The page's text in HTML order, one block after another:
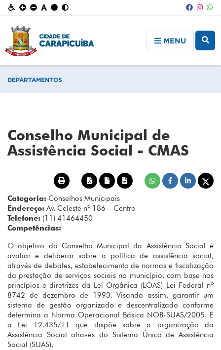
MENU
DEPARTAMENTOS
Conselho Municipal de
Assistência Social - CMAS
Categoria: Conselhos Municipais
Endereço: Av. Celeste nº 186 – Centro
Telefone: (11) 41464450
Competências:
O objetivo do Conselho Municipal da Assistência Social é
avaliar e deliberar sobre a política de assistência social,
através de debates, estabelecimento de normas e fiscalização
da prestação de serviços sociais no município, com base nos
princípios e diretrizes da Lei Orgânica (LOAS) Lei Federal nº
8742 de dezembro de 1993. Visando assim, garantir um
sistema de gestão organizado e descentralizado conforme
determina a Norma Operacional Básica NOB-SUAS/2005. E
a Lei 12.435/11 que dispõe sobre a organização da
Assistência Social através do Sistema Único de Assistência
Social (SUAS).